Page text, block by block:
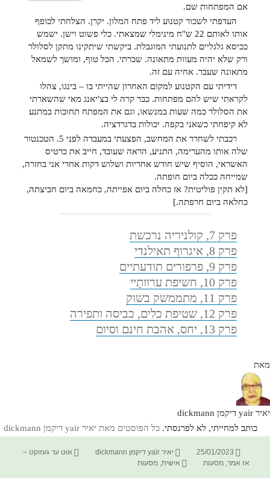
אם המפתחות שם.
העדפתי לשכור קטנוע ליד פתח המלון. יקרן. הצלחתי לכופף
אותו לאותם 22 ש"ח מינימלי שמצאתי. כלי פשוט וישן. ישמש
ככיסא גלגליים לתנועתי המוגבלת. ביקשתי שיתקינו מתקן לסלולר
ורק שלא יהיה מעוות מתאונה. שכרתי. הכל טוף, ומושך לשמאל
מתאונה שעבר. אחיה עם זה.
דידיתי עם הקטנוע למקום האחרון שהייתי בו – בינגו, צהלו
לקראתי שיש להם מפתחות. כבר קרה לי בצ'יאנג מאי שהשארתי
את הסלולר כמה שעות במנשאו, וגם את המפתח תחובות במתנע
לא קיפחתי כשאני בקפה. יכולות בדגרדציה.
רכבתי לשחרר את המחשב, הפצעתי במעבדה לפני 5. הטכנטור
שלה אותו מהערימה, התניע, הראה שעובד, חייב את כרטיס
האשראי, הוסיף שיש חודש אחריות ושלוש דקות אחרי אני בחזרה,
שמייחה ככלה ביום חופתה.
[לא תקין פוליטית? אז כחלה ביום אפייתה, כחמאה ביום חביצתה,
כחלאה ביום חרפתה.]
פרק 7, קולניריה נרכשת
פרק 8, איגרוף תאילנדי
פרק 9, פרפורים תודעתיים
פרק 10, חשיפת ערוותָיי
פרק 11, מתממשק בשוק
פרק 12, שטיפת כלים, כביסה ותפירה
פרק 13, יחס, אהבת חינם וסיום
מאת
יאיר yair דיקמן dickmann
כותב למחייתי, לא לפרנסתי. כל הפוסטים מאת יאיר yair דיקמן dickmann‏
פורסם
בתאריך
25/01/2023 מחבר
יאיר yair דיקמן dickmann קטגוריות
אוט ער געזוקט –
אז אמר,מסעות תגיות
אישית,מסעות